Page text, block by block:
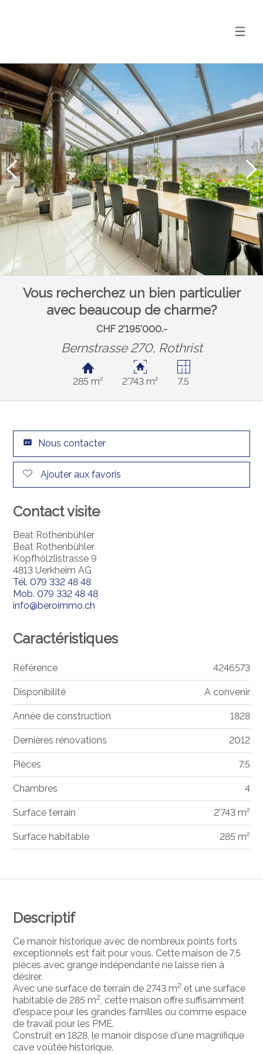
Vous recherchez un bien particulier
avec beaucoup de charme?
CHF 2'195'000.-
Bernstrasse 270, Rothrist
285 m² 2'743 m² 7.5
Descriptif
Ce manoir historique avec de nombreux points forts
exceptionnels est fait pour vous. Cette maison de 7,5
pièces avec grange indépendante ne laisse rien à
désirer.
Avec une surface de terrain de 2743 m2 et une surface
habitable de 285 m2, cette maison offre suffisamment
d'espace pour les grandes familles ou comme espace
de travail pour les PME.
Construit en 1828, le manoir dispose d'une magnifique
cave voûtée historique.
Nous contacter
Ajouter aux favoris
Contact visite
Beat Rothenbühler
Beat Rothenbühler
Kopfhölzlistrasse 9
4813 Uerkheim AG
Tél.079 332 48 48
Mob.079 332 48 48
info@beroimmo.ch
Caractéristiques
Référence 4246573
Disponibilité A convenir
Année de construction 1828
Dernières rénovations 2012
Pièces 7.5
Chambres 4
Surface terrain 2'743 m²
Surface habitable 285 m²